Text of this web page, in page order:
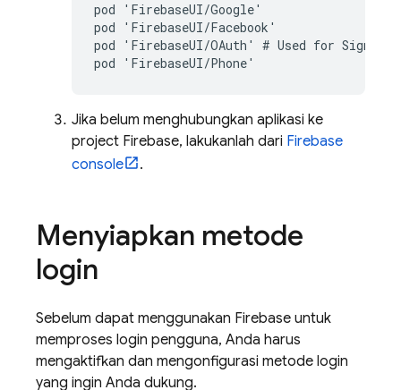
pod 'FirebaseUI/Google'
pod 'FirebaseUI/Facebook'
pod 'FirebaseUI/OAuth' # Used for Sign
Jika belum menghubungkan aplikasi ke
project Firebase, lakukanlah dari Firebase
console
.
Menyiapkan metode
login
Sebelum dapat menggunakan Firebase untuk
memproses login pengguna, Anda harus
mengaktifkan dan mengonfigurasi metode login
yang ingin Anda dukung.